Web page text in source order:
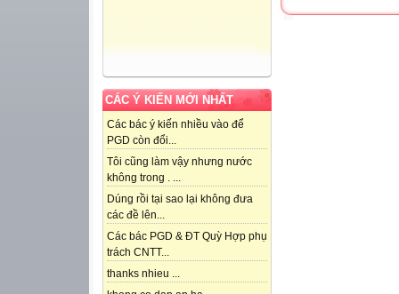
CÁC Ý KIẾN MỚI NHẤT
Các bác ý kiến nhiều vào để
PGD còn đổi...
Tôi cũng làm vậy nhưng nước
không trong . ...
Dúng rồi tại sao lại không đưa
các đề lên...
Các bác PGD & ĐT Quỳ Hợp phụ
trách CNTT...
thanks nhieu ...